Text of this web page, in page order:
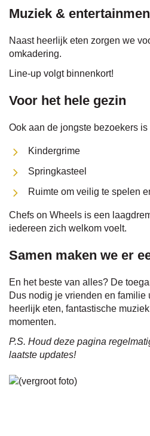
Muziek &
Naast heerlijk eten zorgen we
omkadering.
Line-up volgt binnenkort!
Voor het hele gezin
Ook aan de jongste bezoekers is
Kindergrime
Springkasteel
Ruimte om veilig te spelen
Chefs on Wheels is een
iedereen zich welkom voelt.
Samen maken we er
En het beste van alles? De
Dus nodig je vrienden en familie
heerlijk eten, fantastische
momenten.
P.S. Houd deze pagina
laatste updates!